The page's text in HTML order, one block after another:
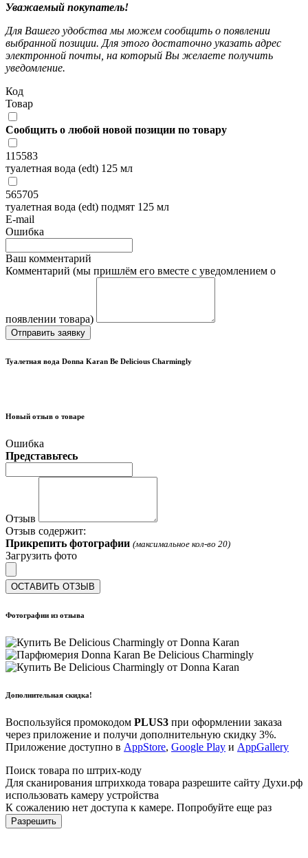
Уважаемый покупатель!
Для Вашего удобства мы можем сообщить о появлении
выбранной позиции. Для этого достаточно указать адрес
электронной почты, на который Вы желаете получить
уведомление.
Код
Товар
Сообщить о любой новой позиции по товару
115583
туалетная вода (edt) 125 мл
565705
туалетная вода (edt) подмят 125 мл
E-mail
Ошибка
Ваш комментарий
Комментарий (мы пришлём его вместе с уведомлением о
появлении товара)
Отправить заявку
Туалетная вода Donna Karan Be Delicious Charmingly
Новый отзыв о товаре
Ошибка
Представьтесь
Отзыв
Отзыв содержит:
Прикрепить фотографии (максимальное кол-во 20)
Загрузить фото
ОСТАВИТЬ ОТЗЫВ
Фотографии из отзыва
Дополнительная скидка!
Воспользуйся промокодом PLUS3 при оформлении заказа
через приложение и получи дополнительную скидку 3%.
Приложение доступно в AppStore, Google Play и AppGallery
Поиск товара по штрих-коду
Для сканирования штрихкода товара разрешите сайту Духи.рф
использовать камеру устройства
К сожалению нет доступа к камере. Попробуйте еще раз
Разрешить